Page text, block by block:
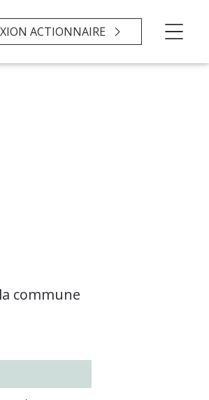
ACTIONNAIRE
commune